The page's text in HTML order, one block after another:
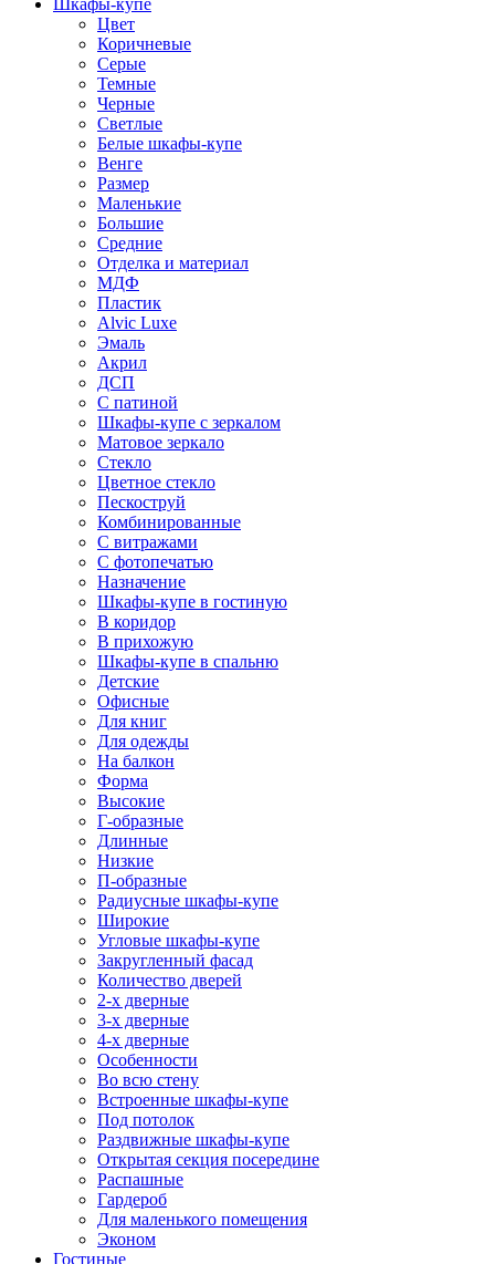
Шкафы-купе
Цвет
Коричневые
Серые
Темные
Черные
Светлые
Белые шкафы-купе
Венге
Размер
Маленькие
Большие
Средние
Отделка и материал
МДФ
Пластик
Alvic Luxe
Эмаль
Акрил
ДСП
С патиной
Шкафы-купе с зеркалом
Матовое зеркало
Стекло
Цветное стекло
Пескоструй
Комбинированные
С витражами
С фотопечатью
Назначение
Шкафы-купе в гостиную
В коридор
В прихожую
Шкафы-купе в спальню
Детские
Офисные
Для книг
Для одежды
На балкон
Форма
Высокие
Г-образные
Длинные
Низкие
П-образные
Радиусные шкафы-купе
Широкие
Угловые шкафы-купе
Закругленный фасад
Количество дверей
2-х дверные
3-х дверные
4-х дверные
Особенности
Во всю стену
Встроенные шкафы-купе
Под потолок
Раздвижные шкафы-купе
Открытая секция посередине
Распашные
Гардероб
Для маленького помещения
Эконом
Гостиные